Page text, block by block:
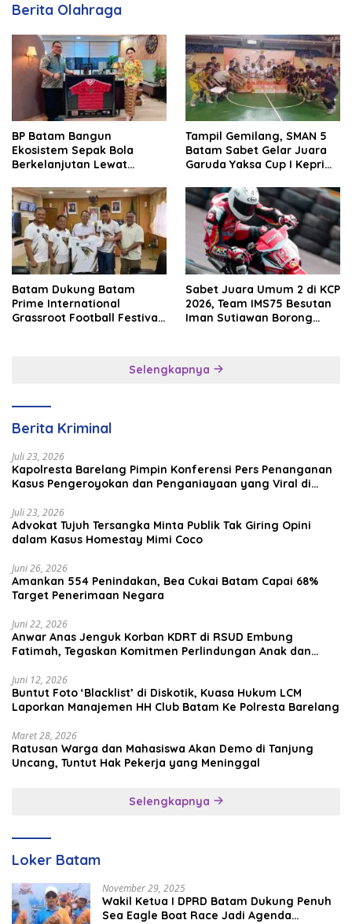
Berita Olahraga
BP Batam Bangun
Ekosistem Sepak Bola
Berkelanjutan Lewat
Tampil Gemilang, SMAN 5
Batam Sabet Gelar Juara
Garuda Yaksa Cup I Kepri
Batam Dukung Batam
Prime International
Grassroot Football Festival
Sabet Juara Umum 2 di KCP
2026, Team IMS75 Besutan
Iman Sutiawan Borong
Selengkapnya
Berita Kriminal
Juli 23, 2026
Kapolresta Barelang Pimpin Konferensi Pers Penanganan
Kasus Pengeroyokan dan Penganiayaan yang Viral di
Juli 23, 2026
Advokat Tujuh Tersangka Minta Publik Tak Giring Opini
dalam Kasus Homestay Mimi Coco
Juni 26, 2026
Amankan 554 Penindakan, Bea Cukai Batam Capai 68%
Target Penerimaan Negara
Juni 22, 2026
Anwar Anas Jenguk Korban KDRT di RSUD Embung
Fatimah, Tegaskan Komitmen Perlindungan Anak dan
Juni 12, 2026
Buntut Foto ‘Blacklist’ di Diskotik, Kuasa Hukum LCM
Laporkan Manajemen HH Club Batam Ke Polresta Barelang
Maret 28, 2026
Ratusan Warga dan Mahasiswa Akan Demo di Tanjung
Uncang, Tuntut Hak Pekerja yang Meninggal
Selengkapnya
Loker Batam
November 29, 2025
Wakil Ketua I DPRD Batam Dukung Penuh
Sea Eagle Boat Race Jadi Agenda